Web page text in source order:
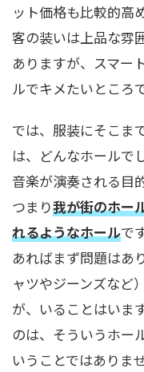
ット価格も比較的高
客の装いは上品な雰
ありますが、スマー
ルでキメたいところで
では、服装にそこま
は、どんなホール
音楽が演奏される目
つまり我が街のホー
れるようなホールで
あればまず問題はあ
ャツやジーンズなど
が、いることはいま
のは、そういうホー
いうことではありま